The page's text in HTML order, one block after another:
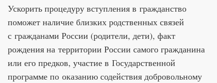
Ускорить процедуру вступления в гражданство
поможет наличие близких родственных связей
с гражданами России (родители, дети), факт
рождения на территории России самого гражданина
или его предков, участие в Государственной
программе по оказанию содействия добровольному